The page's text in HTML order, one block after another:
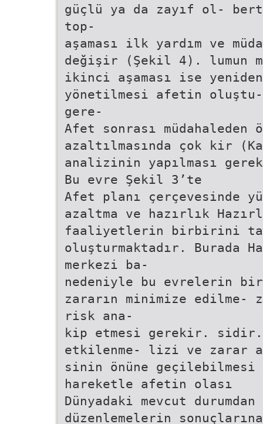
güçlü ya da zayıf ol-
top-
aşaması ilk yardım ve
değişir (Şekil 4). lumun
ikinci aşaması ise
yönetilmesi afetin oluştu-
gere-
Afet sonrası müdahaleden
azaltılmasında çok kir
analizinin yapılması
Bu evre Şekil 3’te
Afet planı çerçevesinde
azaltma ve hazırlık
faaliyetlerin birbirini
oluşturmaktadır. Burada
merkezi ba-
nedeniyle bu evrelerin
zararın minimize edilme-
risk ana-
kip etmesi gerekir. sidir.
etkilenme- lizi ve zarar
sinin önüne
hareketle afetin olası
Dünyadaki mevcut
düzenlemelerin